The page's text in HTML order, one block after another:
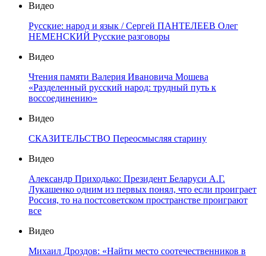
Видео
Русские: народ и язык / Сергей ПАНТЕЛЕЕВ Олег
НЕМЕНСКИЙ Русские разговоры
Видео
Чтения памяти Валерия Ивановича Мошева
«Разделенный русский народ: трудный путь к
воссоединению»
Видео
СКАЗИТЕЛЬСТВО Переосмысляя старину
Видео
Александр Приходько: Президент Беларуси А.Г.
Лукашенко одним из первых понял, что если проиграет
Россия, то на постсоветском пространстве проиграют
все
Видео
Михаил Дроздов: «Найти место соотечественников в